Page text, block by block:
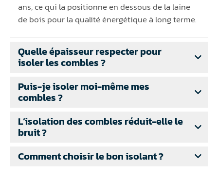
ans, ce qui la positionne en dessous de la laine
de bois pour la qualité énergétique à long terme.
Quelle épaisseur respecter pour
isoler les combles ?
Puis-je isoler moi-même mes
combles ?
L’isolation des combles réduit-elle le
bruit ?
Comment choisir le bon isolant ?